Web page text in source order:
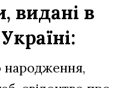
видані в
народження,